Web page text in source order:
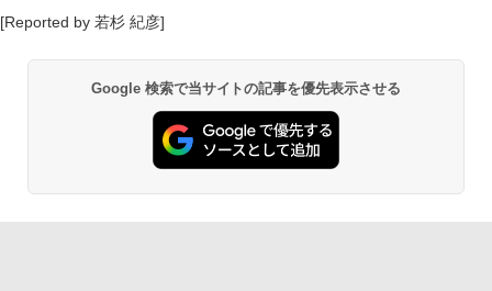
[Reported by 若杉 紀彦]
Google 検索で当サイトの記事を優先表示させる